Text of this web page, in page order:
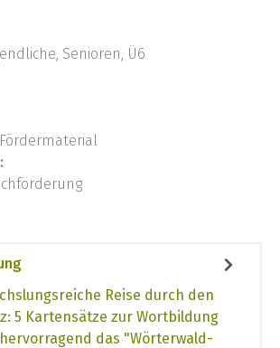
Senioren, Ü6
Reise durch den
5 Kartensätze zur Wortbildung
das "Wörterwald-